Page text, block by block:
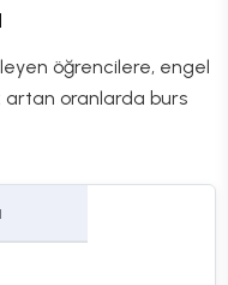
öğrencilere, engel
artan oranlarda burs